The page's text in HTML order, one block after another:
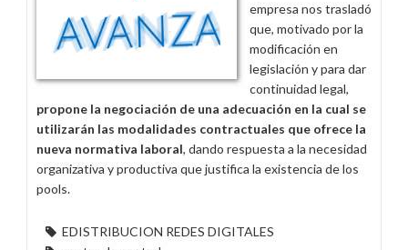
empresa nos trasladó
que, motivado por la
modificación en
legislación y para dar
continuidad legal,
propone la negociación de una adecuación en la cual se
utilizarán las modalidades contractuales que ofrece la
nueva normativa laboral, dando respuesta a la necesidad
organizativa y productiva que justifica la existencia de los
pools.
EDISTRIBUCION REDES DIGITALES